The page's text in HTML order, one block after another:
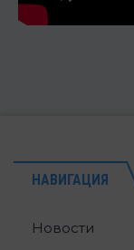
НАВИГАЦИЯ
Новости